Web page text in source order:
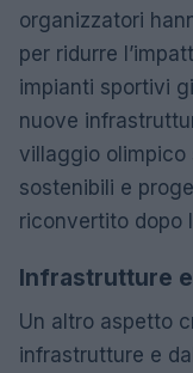
organizzatori
per ridurre
impianti sportivi
nuove
villaggio
sostenibili e
riconvertito dopo
Infrastrutture
Un altro aspetto
infrastrutture e